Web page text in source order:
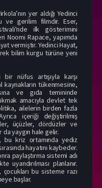
yer aldığı Yedinci
ve gerilim filmdir. Eser,
ilk gösterimini
Noomi Rapace, yapımda
vermiştir. Yedinci Hayat,
bilim kurgu türüne yeni
bir nüfus artışıyla karşı
kaynakların tükenmesine,
ve gıda temininde
amacıyla devlet tek
ailelerin birden fazla
içeriği değiştirilmiş
üçüzler, dördüzler ve
yaygın hale gelir.
bu kriz ortamında yediz
hayatını kaybeder.
paylaştırma sistemi adı
uyandırılması planlanır.
çocukları bu sisteme razı
başlar.